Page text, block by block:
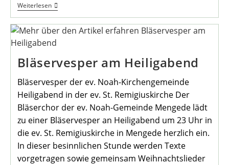
WeiterlesenAdvents-
Markt
Rund
Um
St.
Remigius
Bläservesper am Heiligabend
Bläservesper der ev. Noah-Kirchengemeinde
Heiligabend in der ev. St. Remigiuskirche Der
Bläserchor der ev. Noah-Gemeinde Mengede lädt
zu einer Bläservesper an Heiligabend um 23 Uhr in
die ev. St. Remigiuskirche in Mengede herzlich ein.
In dieser besinnlichen Stunde werden Texte
vorgetragen sowie gemeinsam Weihnachtslieder